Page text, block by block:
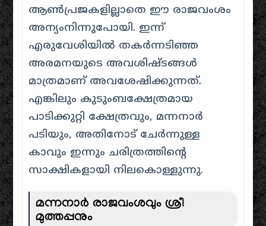
ആൺപ്രജകളില്ലാതെ ഈ രാജവംശം
അന്യംനിന്നുപോയി. ഇന്ന്
എരുവേശിയിൽ തകർന്നടിഞ്ഞ
അരമനയുടെ അവശിഷ്ടങ്ങൾ
മാത്രമാണ് അവശേഷിക്കുന്നത്.
എങ്കിലും കുടുംബക്ഷേത്രമായ
പാടിക്കുറ്റി ക്ഷേത്രവും, മന്നനാർ
പടിയും, അതിനോട് ചേർന്നുള്ള
കാവും ഇന്നും ചരിത്രത്തിന്റെ
സാക്ഷികളായി നിലകൊള്ളുന്നു.
മന്നനാർ രാജവംശവും ശ്രീ
മുത്തപ്പനും